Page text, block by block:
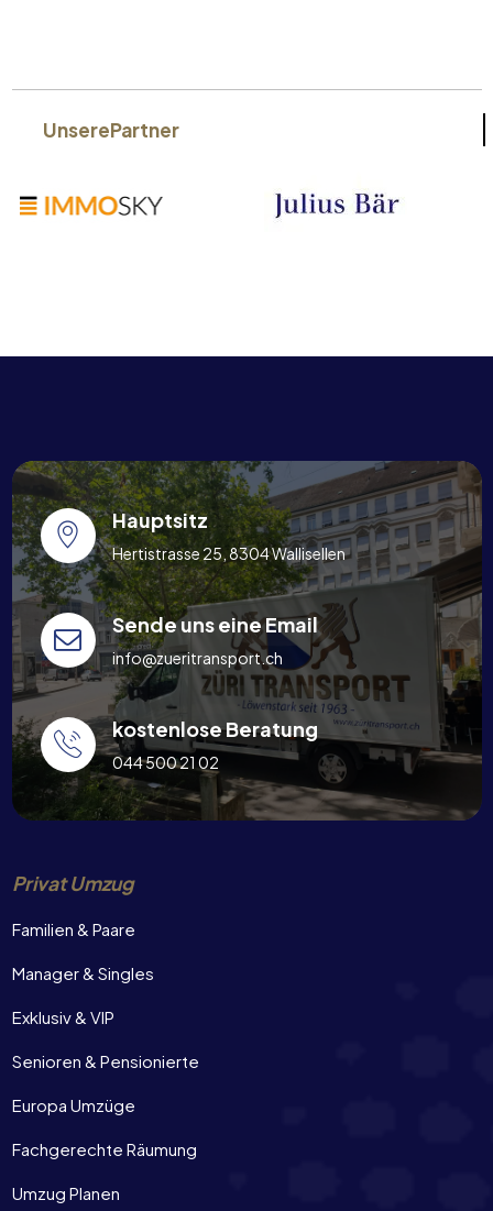
UnserePartner
Hauptsitz
Hertistrasse 25, 8304 Wallisellen
Sende uns eine Email
info@zueritransport.ch
kostenlose Beratung
044 500 21 02
Privat Umzug
Familien & Paare
Manager & Singles
Exklusiv & VIP
Senioren & Pensionierte
Europa Umzüge
Fachgerechte Räumung
Umzug Planen